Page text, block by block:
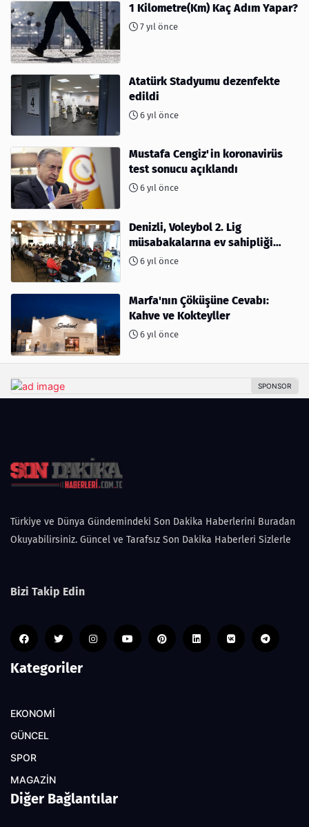
1 Kilometre(Km) Kaç Adım Yapar?
7 yıl önce
Atatürk Stadyumu dezenfekte
edildi
6 yıl önce
Mustafa Cengiz'in koronavirüs
test sonucu açıklandı
6 yıl önce
Denizli, Voleybol 2. Lig
müsabakalarına ev sahipliği
yapıyor
6 yıl önce
Marfa'nın Çöküşüne Cevabı:
Kahve ve Kokteyller
6 yıl önce
Türkiye ve Dünya Gündemindeki Son Dakika Haberlerini Buradan
Okuyabilirsiniz. Güncel ve Tarafsız Son Dakika Haberleri Sizlerle
Bizi Takip Edin
Kategoriler
EKONOMİ
GÜNCEL
SPOR
MAGAZİN
Diğer Bağlantılar